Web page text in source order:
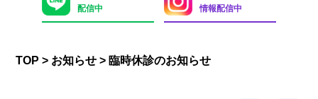
配信中
情報配信中
TOP > お知らせ > 臨時休診のお知らせ